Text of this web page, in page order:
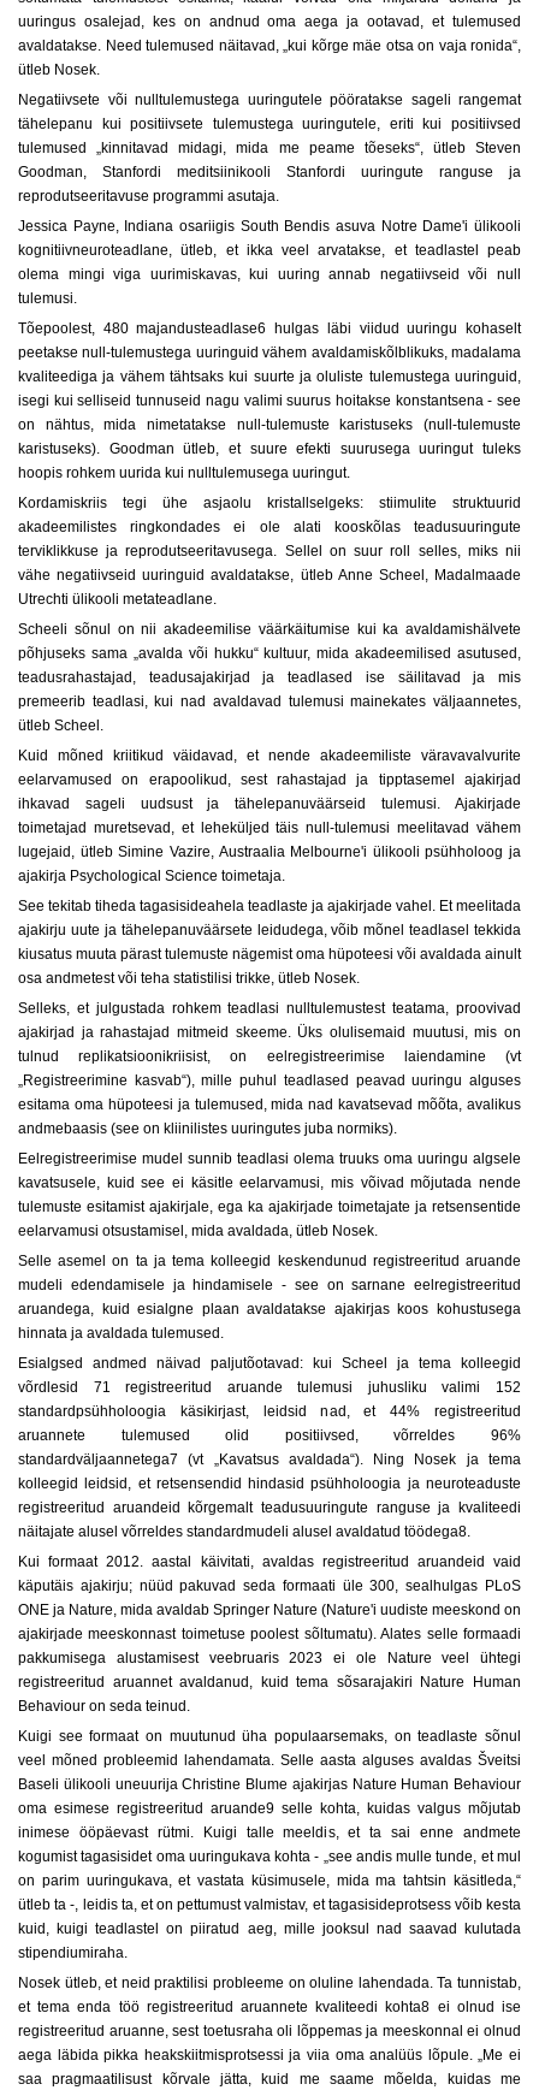
uuringus osalejad, kes on andnud oma aega ja ootavad, et tulemused
avaldatakse. Need tulemused näitavad, „kui kõrge mäe otsa on vaja ronida“,
ütleb Nosek.
Negatiivsete või nulltulemustega uuringutele pööratakse sageli rangemat
tähelepanu kui positiivsete tulemustega uuringutele, eriti kui positiivsed
tulemused „kinnitavad midagi, mida me peame tõeseks“, ütleb Steven
Goodman, Stanfordi meditsiinikooli Stanfordi uuringute ranguse ja
reprodutseeritavuse programmi asutaja.
Jessica Payne, Indiana osariigis South Bendis asuva Notre Dame'i ülikooli
kognitiivneuroteadlane, ütleb, et ikka veel arvatakse, et teadlastel peab
olema mingi viga uurimiskavas, kui uuring annab negatiivseid või null
tulemusi.
Tõepoolest, 480 majandusteadlase6 hulgas läbi viidud uuringu kohaselt
peetakse null-tulemustega uuringuid vähem avaldamiskõlblikuks, madalama
kvaliteediga ja vähem tähtsaks kui suurte ja oluliste tulemustega uuringuid,
isegi kui selliseid tunnuseid nagu valimi suurus hoitakse konstantsena - see
on nähtus, mida nimetatakse null-tulemuste karistuseks (null-tulemuste
karistuseks). Goodman ütleb, et suure efekti suurusega uuringut tuleks
hoopis rohkem uurida kui nulltulemusega uuringut.
Kordamiskriis tegi ühe asjaolu kristallselgeks: stiimulite struktuurid
akadeemilistes ringkondades ei ole alati kooskõlas teadusuuringute
terviklikkuse ja reprodutseeritavusega. Sellel on suur roll selles, miks nii
vähe negatiivseid uuringuid avaldatakse, ütleb Anne Scheel, Madalmaade
Utrechti ülikooli metateadlane.
Scheeli sõnul on nii akadeemilise väärkäitumise kui ka avaldamishälvete
põhjuseks sama „avalda või hukku“ kultuur, mida akadeemilised asutused,
teadusrahastajad, teadusajakirjad ja teadlased ise säilitavad ja mis
premeerib teadlasi, kui nad avaldavad tulemusi mainekates väljaannetes,
ütleb Scheel.
Kuid mõned kriitikud väidavad, et nende akadeemiliste väravavalvurite
eelarvamused on erapoolikud, sest rahastajad ja tipptasemel ajakirjad
ihkavad sageli uudsust ja tähelepanuväärseid tulemusi. Ajakirjade
toimetajad muretsevad, et leheküljed täis null-tulemusi meelitavad vähem
lugejaid, ütleb Simine Vazire, Austraalia Melbourne'i ülikooli psühholoog ja
ajakirja Psychological Science toimetaja.
See tekitab tiheda tagasisideahela teadlaste ja ajakirjade vahel. Et meelitada
ajakirju uute ja tähelepanuväärsete leidudega, võib mõnel teadlasel tekkida
kiusatus muuta pärast tulemuste nägemist oma hüpoteesi või avaldada ainult
osa andmetest või teha statistilisi trikke, ütleb Nosek.
Selleks, et julgustada rohkem teadlasi nulltulemustest teatama, proovivad
ajakirjad ja rahastajad mitmeid skeeme. Üks olulisemaid muutusi, mis on
tulnud replikatsioonikriisist, on eelregistreerimise laiendamine (vt
„Registreerimine kasvab“), mille puhul teadlased peavad uuringu alguses
esitama oma hüpoteesi ja tulemused, mida nad kavatsevad mõõta, avalikus
andmebaasis (see on kliinilistes uuringutes juba normiks).
Eelregistreerimise mudel sunnib teadlasi olema truuks oma uuringu algsele
kavatsusele, kuid see ei käsitle eelarvamusi, mis võivad mõjutada nende
tulemuste esitamist ajakirjale, ega ka ajakirjade toimetajate ja retsensentide
eelarvamusi otsustamisel, mida avaldada, ütleb Nosek.
Selle asemel on ta ja tema kolleegid keskendunud registreeritud aruande
mudeli edendamisele ja hindamisele - see on sarnane eelregistreeritud
aruandega, kuid esialgne plaan avaldatakse ajakirjas koos kohustusega
hinnata ja avaldada tulemused.
Esialgsed andmed näivad paljutõotavad: kui Scheel ja tema kolleegid
võrdlesid 71 registreeritud aruande tulemusi juhusliku valimi 152
standardpsühholoogia käsikirjast, leidsid nad, et 44% registreeritud
aruannete tulemused olid positiivsed, võrreldes 96%
standardväljaannetega7 (vt „Kavatsus avaldada“). Ning Nosek ja tema
kolleegid leidsid, et retsensendid hindasid psühholoogia ja neuroteaduste
registreeritud aruandeid kõrgemalt teadusuuringute ranguse ja kvaliteedi
näitajate alusel võrreldes standardmudeli alusel avaldatud töödega8.
Kui formaat 2012. aastal käivitati, avaldas registreeritud aruandeid vaid
käputäis ajakirju; nüüd pakuvad seda formaati üle 300, sealhulgas PLoS
ONE ja Nature, mida avaldab Springer Nature (Nature'i uudiste meeskond on
ajakirjade meeskonnast toimetuse poolest sõltumatu). Alates selle formaadi
pakkumisega alustamisest veebruaris 2023 ei ole Nature veel ühtegi
registreeritud aruannet avaldanud, kuid tema sõsarajakiri Nature Human
Behaviour on seda teinud.
Kuigi see formaat on muutunud üha populaarsemaks, on teadlaste sõnul
veel mõned probleemid lahendamata. Selle aasta alguses avaldas Šveitsi
Baseli ülikooli uneuurija Christine Blume ajakirjas Nature Human Behaviour
oma esimese registreeritud aruande9 selle kohta, kuidas valgus mõjutab
inimese ööpäevast rütmi. Kuigi talle meeldis, et ta sai enne andmete
kogumist tagasisidet oma uuringukava kohta - „see andis mulle tunde, et mul
on parim uuringukava, et vastata küsimusele, mida ma tahtsin käsitleda,“
ütleb ta -, leidis ta, et on pettumust valmistav, et tagasisideprotsess võib kesta
kuid, kuigi teadlastel on piiratud aeg, mille jooksul nad saavad kulutada
stipendiumiraha.
Nosek ütleb, et neid praktilisi probleeme on oluline lahendada. Ta tunnistab,
et tema enda töö registreeritud aruannete kvaliteedi kohta8 ei olnud ise
registreeritud aruanne, sest toetusraha oli lõppemas ja meeskonnal ei olnud
aega läbida pikka heakskiitmisprotsessi ja viia oma analüüs lõpule. „Me ei
saa pragmaatilisust kõrvale jätta, kuid me saame mõelda, kuidas me